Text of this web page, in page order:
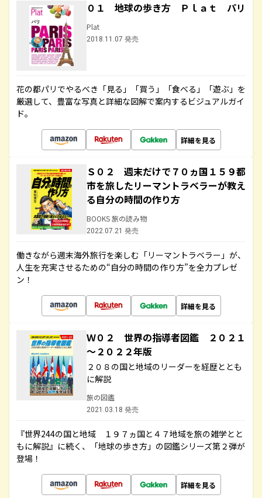
０１ 地球の歩き方 Ｐｌａｔ パリ
Plat
2018.11.07 発売
花の都パリでやるべき「見る」「買う」「食べる」「遊ぶ」を
厳選して、豊富な写真と詳細な図解で案内するビジュアルガイ
ド。
詳細を見る
Ｓ０２ 週末だけで７０ヵ国１５９都
市を旅したリーマントラベラーが教え
る自分の時間の作り方
BOOKS 旅の読み物
2022.07.21 発売
働きながら週末海外旅行を楽しむ「リーマントラベラー」が、
人生を充実させるための“自分の時間の作り方”を全力プレゼ
ン！
詳細を見る
Ｗ０２ 世界の指導者図鑑 ２０２１
～２０２２年版
２０８の国と地域のリーダーを経歴ととも
に解説
旅の図鑑
2021.03.18 発売
『世界244の国と地域 １９７ヵ国と４７地域を旅の雑学とと
もに解説』に続く、「地球の歩き方」の図鑑シリーズ第２弾が
登場！
詳細を見る